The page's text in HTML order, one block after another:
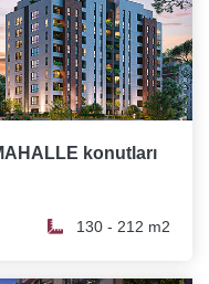
konutları
130 - 212 m2